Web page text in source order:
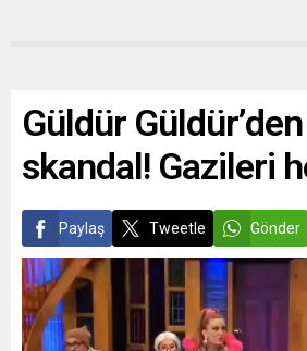
Güldür
skandal! Gazileri
Paylaş Tweetle Gönder